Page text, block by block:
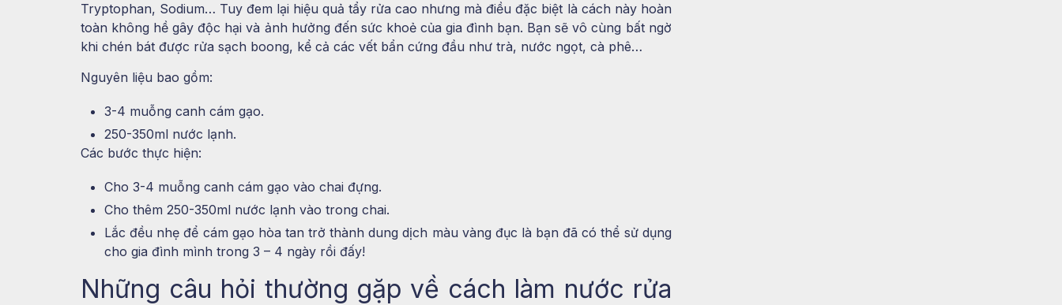
Tryptophan, Sodium… Tuy đem lại hiệu quả tẩy rửa cao nhưng mà điều đặc biệt là cách này hoàn
toàn không hề gây độc hại và ảnh hưởng đến sức khoẻ của gia đình bạn. Bạn sẽ vô cùng bất ngờ
khi chén bát được rửa sạch boong, kể cả các vết bẩn cứng đầu như trà, nước ngọt, cà phê…
Nguyên liệu bao gồm:
3-4 muỗng canh cám gạo.
250-350ml nước lạnh.
Các bước thực hiện:
Cho 3-4 muỗng canh cám gạo vào chai đựng.
Cho thêm 250-350ml nước lạnh vào trong chai.
Lắc đều nhẹ để cám gạo hòa tan trở thành dung dịch màu vàng đục là bạn đã có thể sử dụng
cho gia đình mình trong 3 – 4 ngày rồi đấy!
Những câu hỏi thường gặp về cách làm nước rửa